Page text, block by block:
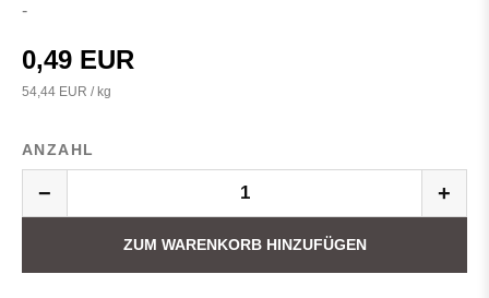
-
0,49 EUR
54,44 EUR / kg
ANZAHL
− +
ZUM WARENKORB HINZUFÜGEN